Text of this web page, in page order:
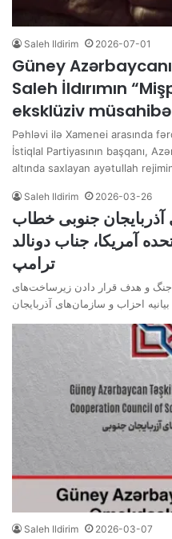
Saleh Ildirim 2026-07-01
Güney
Saleh İldırımın
eksklüziv müsahibə
Pəhləvi ilə Xamenei arasında
İstiqlal Partiyasının başqanı,
altında saxlayan ayətullah
Saleh Ildirim 2026-03-26
آذربایجان جنوبی خطاب
آمریکا، جناب دونالد
ترامپ
و هدف قرار دادن زیرساخت‌های
Saleh Ildirim 2026-03-07